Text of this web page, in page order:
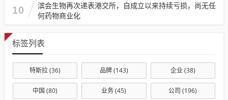
10
滨会生物再次递表港交所，自成立以来持续亏损，尚无任
何药物商业化
标签列表
特斯拉(36) 品牌(143) 企业(38)
中国 (80) 业务(45) 公司 (196)